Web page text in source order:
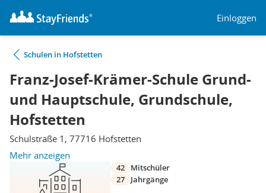
Einloggen
Schulen in Hofstetten
Franz-Josef-Krämer-Schule Grund-
und Hauptschule, Grundschule,
Hofstetten
Schulstraße 1, 77716 Hofstetten
Mehr anzeigen
42
Mitschüler
27
Jahrgänge